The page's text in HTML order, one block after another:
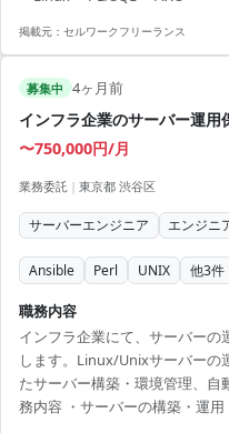
地域密着の案件で安定した稼働
掲載元： セルワークフリーランス
募集中 4ヶ月前
インフラ企業のサーバー運用
〜750,000円/月
業務委託 | 東京都 渋谷区
サーバーエンジニア エンジニ
Ansible Perl UNIX 他3件
職務内容
インフラ企業にて、サーバー
します。Linux/Unixサーバーの
たサーバー構築・環境管理、
務内容 ・サーバーの構築・運